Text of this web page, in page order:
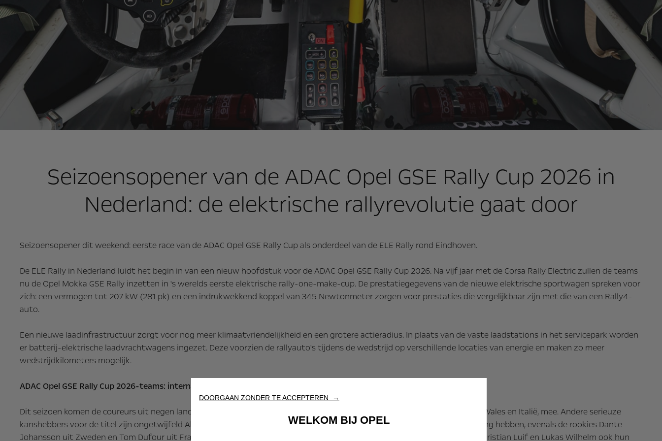
Seizoensopener van de ADAC Opel GSE Rally Cup 2026 in
Nederland: de elektrische rallyrevolutie gaat door
Seizoensopener dit weekend: eerste race van de ADAC Opel GSE Rally Cup als onderdeel van de ELE Rally rond Eindhoven.
De ELE Rally in Nederland luidt het begin in van een nieuw hoofdstuk voor de ADAC Opel GSE Rally Cup 2026. Na vijf jaar met de Corsa Rally Electric zullen de teams
nu de Opel Mokka GSE Rally inzetten in 's werelds eerste elektrische rally-one-make-cup. De prestatiegegevens van de nieuwe elektrische sportwagen spreken voor
zich: een vermogen tot 207 kW (281 pk) en een indrukwekkend koppel van 345 Newtonmeter zorgen voor prestaties die vergelijkbaar zijn met die van een Rally4-
auto.
Een nieuwe laadinfrastructuur zorgt voor nog meer klimaatvriendelijkheid en een grotere actieradius. In plaats van de vaste laadstations in het servicepark worden
er batterij-elektrische laadvrachtwagens ingezet. Deze voorzien de rallyauto's tijdens de wedstrijd op verschillende locaties van energie en maken zo meer
wedstrijdkilometers mogelijk.
ADAC Opel GSE Rally Cup 2026-teams: internationaler en sterker dan ooit
Dit seizoen komen de coureurs uit negen landen. Voor het eerst doen Ioan Lloyd en Valentino Ledda, twee toptalenten uit Wales en Italië, mee. Andere serieuze
kanshebbers voor de titel zijn ongetwijfeld Alex Español (Spanje) en Fabian Kamermans (Nederland), die al Rally Cup-ervaring hebben, evenals de rookies Dante
Johansson uit Zweden en Tom Dufour uit Frankrijk. Daarnaast maken de Nederlander Max van Empel en de Oostenrijkers Christian Luif en Lukas Wilhelm ook hun
DOORGAAN ZONDER TE ACCEPTEREN →
WELKOM BIJ OPEL